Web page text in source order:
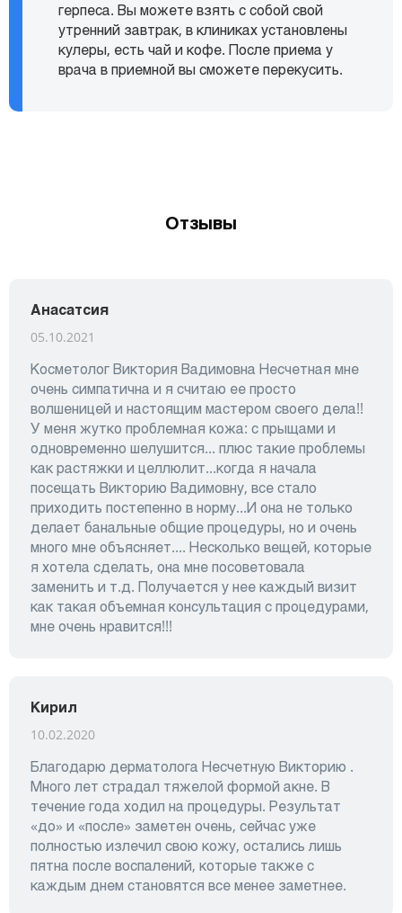
герпеса. Вы можете взять с собой свой
утренний завтрак, в клиниках установлены
кулеры, есть чай и кофе. После приема у
врача в приемной вы сможете перекусить.
Отзывы
Анасатсия
05.10.2021
Косметолог Виктория Вадимовна Несчетная мне
очень симпатична и я считаю ее просто
волшеницей и настоящим мастером своего дела!!
У меня жутко проблемная кожа: с прыщами и
одновременно шелушится... плюс такие проблемы
как растяжки и целлюлит...когда я начала
посещать Викторию Вадимовну, все стало
приходить постепенно в норму...И она не только
делает банальные общие процедуры, но и очень
много мне объясняет.... Несколько вещей, которые
я хотела сделать, она мне посоветовала
заменить и т.д. Получается у нее каждый визит
как такая объемная консультация с процедурами,
мне очень нравится!!!
Кирил
10.02.2020
Благодарю дерматолога Несчетную Викторию .
Много лет страдал тяжелой формой акне. В
течение года ходил на процедуры. Результат
«до» и «после» заметен очень, сейчас уже
полностью излечил свою кожу, остались лишь
пятна после воспалений, которые также с
каждым днем становятся все менее заметнее.